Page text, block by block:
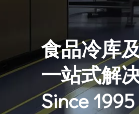
食品冷库
一站式解
Since 1995